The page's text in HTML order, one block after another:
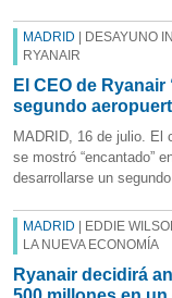
MADRID | DESAYUNO
RYANAIR
El CEO de
segundo
MADRID, 16 de julio. El
se mostró “encantado”
desarrollarse un
MADRID | EDDIE
LA NUEVA ECONOMÍA
Ryanair decidirá